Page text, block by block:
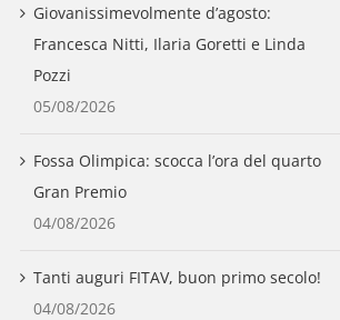
Giovanissimevolmente d’agosto:
Francesca Nitti, Ilaria Goretti e Linda
Pozzi
05/08/2026
Fossa Olimpica: scocca l’ora del quarto
Gran Premio
04/08/2026
Tanti auguri FITAV, buon primo secolo!
04/08/2026